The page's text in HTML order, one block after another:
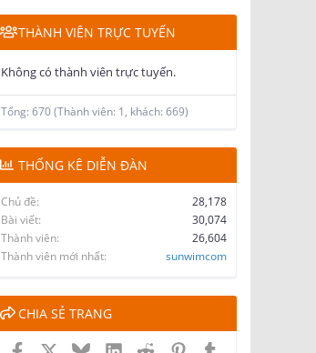
THÀNH VIÊN TRỰC TUYẾN
Không có thành viên trực tuyến.
Tổng: 670 (Thành viên: 1, khách: 669)
THỐNG KÊ DIỄN ĐÀN
Chủ đề
28,178
Bài viết
30,074
Thành viên
26,604
Thành viên mới nhất
sunwimcom
CHIA SẺ TRANG
Facebook BlueskyLinkedInReddit Pinterest